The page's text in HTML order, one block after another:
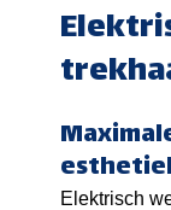
Elektrisch